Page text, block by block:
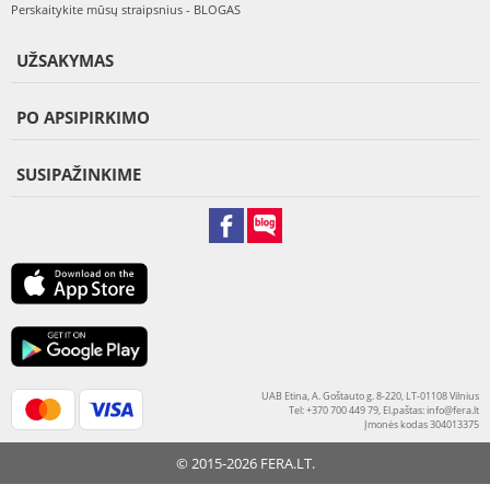
Perskaitykite mūsų straipsnius - BLOGAS
UŽSAKYMAS
PO APSIPIRKIMO
SUSIPAŽINKIME
UAB Etina, A. Goštauto g. 8-220, LT-01108 Vilnius
Tel: +370 700 449 79, El.paštas:info@fera.lt
Įmonės kodas 304013375
© 2015-2026 FERA.LT.